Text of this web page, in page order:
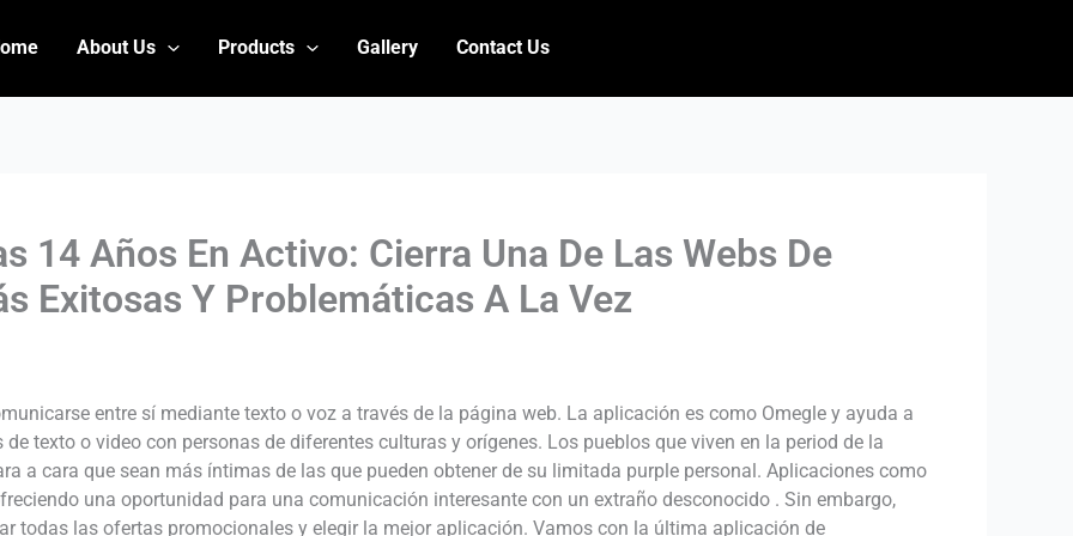
About Us Products Gallery Contact Us
14 Años En Activo: Cierra Una De Las Webs De
Exitosas Y Problemáticas A La Vez
entre sí mediante texto o voz a través de la página web. La aplicación es como Omegle y ayuda a
texto o video con personas de diferentes culturas y orígenes. Los pueblos que viven en la period de la
a cara que sean más íntimas de las que pueden obtener de su limitada purple personal. Aplicaciones como
una oportunidad para una comunicación interesante con un extraño desconocido . Sin embargo,
todas las ofertas promocionales y elegir la mejor aplicación. Vamos con la última aplicación de